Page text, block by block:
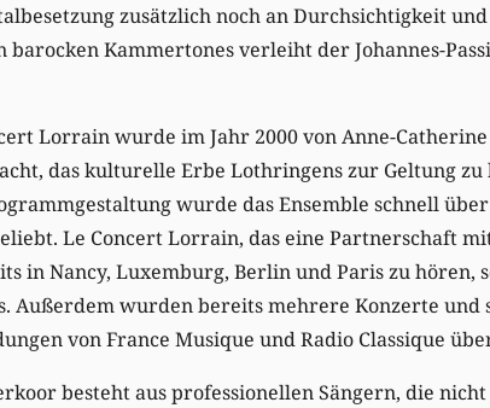
zusätzlich noch an Durchsichtigkeit
barocken Kammertones verleiht der Johannes-
Lorrain wurde im Jahr 2000 von Anne-
das kulturelle Erbe Lothringens zur Geltung
wurde das Ensemble schnell
Le Concert Lorrain, das eine Partnerschaft
in Nancy, Luxemburg, Berlin und Paris zu
Außerdem wurden bereits mehrere Konzerte und
von France Musique und Radio Classique
besteht aus professionellen Sängern, die